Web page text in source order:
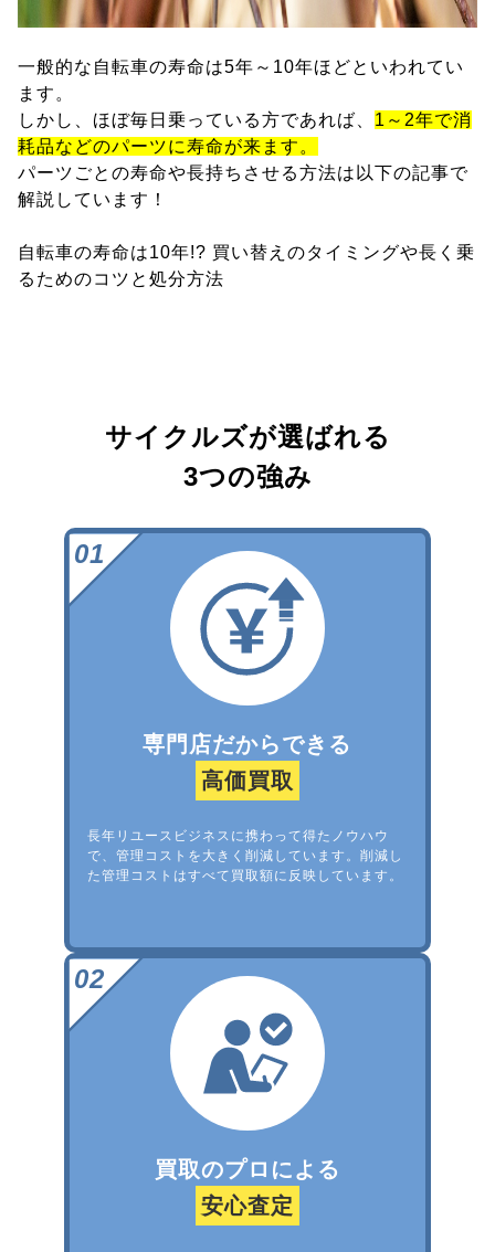
一般的な自転車の寿命は5年～10年ほどといわれてい
ます。
しかし、ほぼ毎日乗っている方であれば、 1～2年で消
耗品などのパーツに寿命が来ます。
パーツごとの寿命や長持ちさせる方法は以下の記事で
解説しています！
自転車の寿命は10年!? 買い替えのタイミングや長く乗
るためのコツと処分方法
サイクルズが選ばれる
3つの強み
専門店だからできる
高価買取
長年リユースビジネスに携わって得たノウハウ
で、管理コストを大きく削減しています。削減し
た管理コストはすべて買取額に反映しています。
買取のプロによる
安心査定